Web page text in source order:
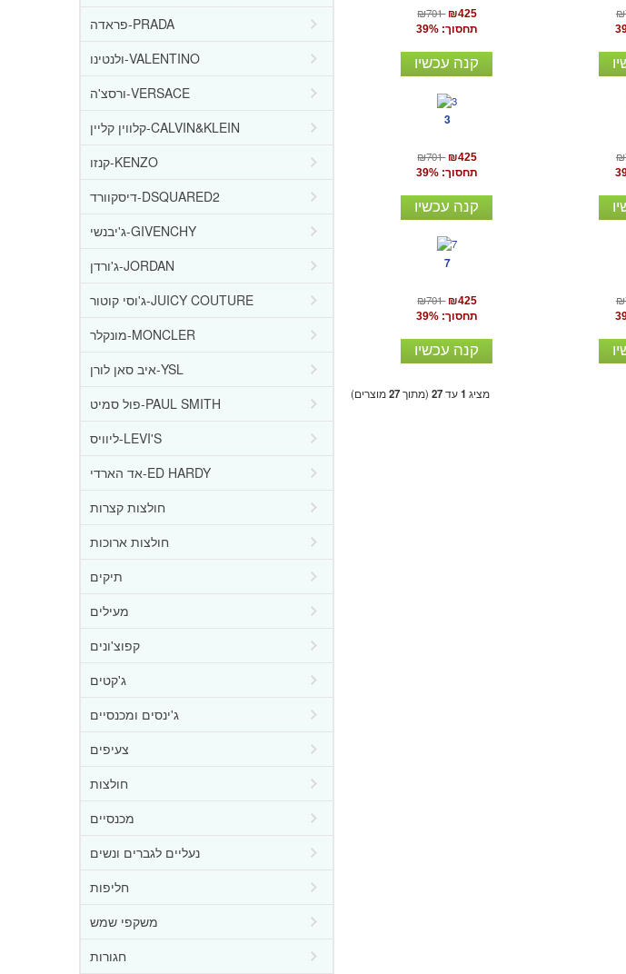
פראדה-PRADA
ולנטינו-VALENTINO
ורסצ'ה-VERSACE
קלווין קליין-CALVIN&KLEIN
קנזו-KENZO
דיסקוורד-DSQUARED2
ג'יבנשי-GIVENCHY
ג'ורדן-JORDAN
ג'וסי קוטור-JUICY COUTURE
מונקלר-MONCLER
איב סאן לורן-YSL
פול סמיט-PAUL SMITH
ליוויס-LEVI'S
אד הארדי-ED HARDY
חולצות קצרות
חולצות ארוכות
תיקים
מעילים
קפוצ'ונים
ג'קטים
ג'ינסים ומכנסיים
צעיפים
חולצות
מכנסיים
נעליים לגברים ונשים
חליפות
משקפי שמש
חגורות
₪701 ₪425
תחסוך: 39%
קנה עכשיו
3
₪701 ₪425
תחסוך: 39%
קנה עכשיו
7
₪701 ₪425
תחסוך: 39%
קנה עכשיו
מציג 1עד27(מתוך27מוצרים)